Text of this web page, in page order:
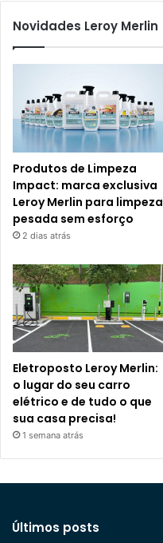
Novidades Leroy Merlin
Produtos de Limpeza
Impact: marca exclusiva
Leroy Merlin para limpeza
pesada sem esforço
2 dias atrás
Eletroposto Leroy Merlin:
o lugar do seu carro
elétrico e de tudo o que
sua casa precisa!
1 semana atrás
Últimos posts